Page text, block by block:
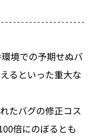
境での予期せぬバ
るといった重大な
たバグの修正コス
倍にのぼるとも